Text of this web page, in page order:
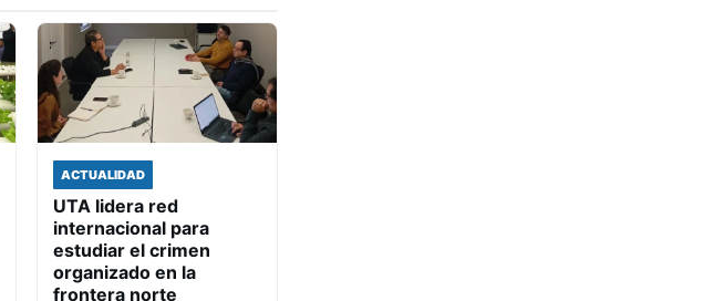
ACTUALIDAD
UTA lidera red
internacional para
estudiar el crimen
organizado en la
frontera norte